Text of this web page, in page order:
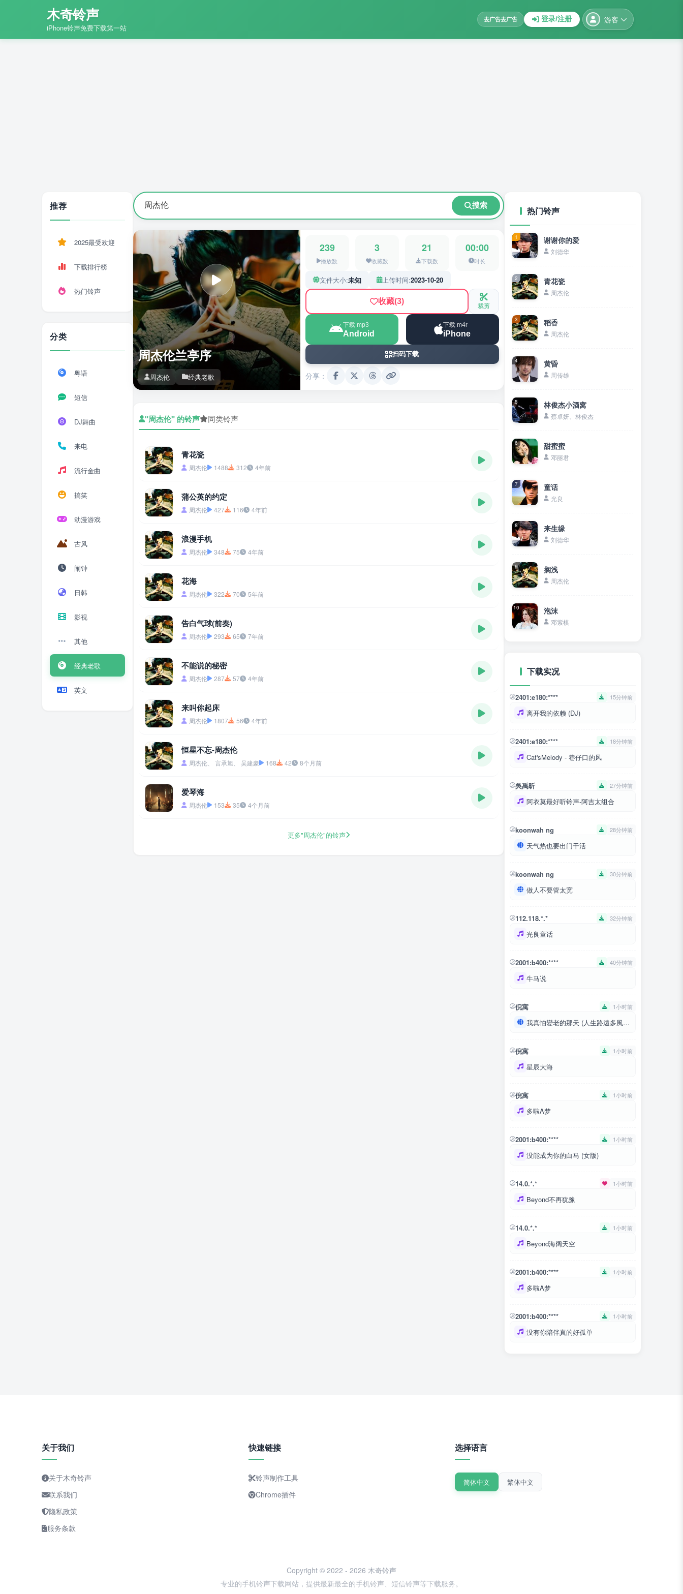
木奇铃声
iPhone铃声免费下载第一站
去广告去广告 登录/注册 游客
推荐
2025最受欢迎
下载排行榜
热门铃声
分类
粤语
短信
DJ舞曲
来电
流行金曲
搞笑
动漫游戏
古风
闹钟
日韩
影视
其他
经典老歌
英文
搜索
周杰伦兰亭序
周杰伦 经典老歌
239
播放数
3
收藏数
21
下载数
00:00
时长
文件大小:未知 上传时间:2023-10-20
收藏(3) 裁剪
下载 mp3
Android
下载 m4r
iPhone
扫码下载
分享：
"周杰伦" 的铃声 同类铃声
青花瓷
周杰伦 1488 312 4年前
蒲公英的约定
周杰伦 427 116 4年前
浪漫手机
周杰伦 348 75 4年前
花海
周杰伦 322 70 5年前
告白气球(前奏)
周杰伦 293 65 7年前
不能说的秘密
周杰伦 287 57 4年前
来叫你起床
周杰伦 1807 56 4年前
恒星不忘-周杰伦
周杰伦、 言承旭、 吴建豪 168 42 8个月前
爱琴海
周杰伦 153 35 4个月前
更多"周杰伦"的铃声
热门铃声
1 谢谢你的爱
刘德华
2 青花瓷
周杰伦
3 稻香
周杰伦
4 黄昏
周传雄
5 林俊杰小酒窝
蔡卓妍、林俊杰
6 甜蜜蜜
邓丽君
7 童话
光良
8 来生缘
刘德华
9 搁浅
周杰伦
10 泡沫
邓紫棋
下载实况
2401:e180:**** 15分钟前
离开我的依赖 (DJ)
2401:e180:**** 18分钟前
Cat'sMelody - 巷仔口的风
吳禹昕 27分钟前
阿衣莫最好听铃声-阿吉太组合
koonwah ng 28分钟前
天气热也要出门干活
koonwah ng 30分钟前
做人不要管太宽
112.118.*.* 32分钟前
光良童话
2001:b400:**** 40分钟前
牛马说
倪寓 1小时前
我真怕變老的那天 (人生路遠多風霜)
倪寓 1小时前
星辰大海
倪寓 1小时前
多啦A梦
2001:b400:**** 1小时前
没能成为你的白马 (女版)
14.0.*.* 1小时前
Beyond不再犹豫
14.0.*.* 1小时前
Beyond海阔天空
2001:b400:**** 1小时前
多啦A梦
2001:b400:**** 1小时前
没有你陪伴真的好孤单
关于我们
关于木奇铃声
联系我们
隐私政策
服务条款
快速链接
铃声制作工具
Chrome插件
选择语言
简体中文 繁体中文
Copyright © 2022 - 2026 木奇铃声
专业的手机铃声下载网站，提供最新最全的手机铃声、短信铃声等下载服务。